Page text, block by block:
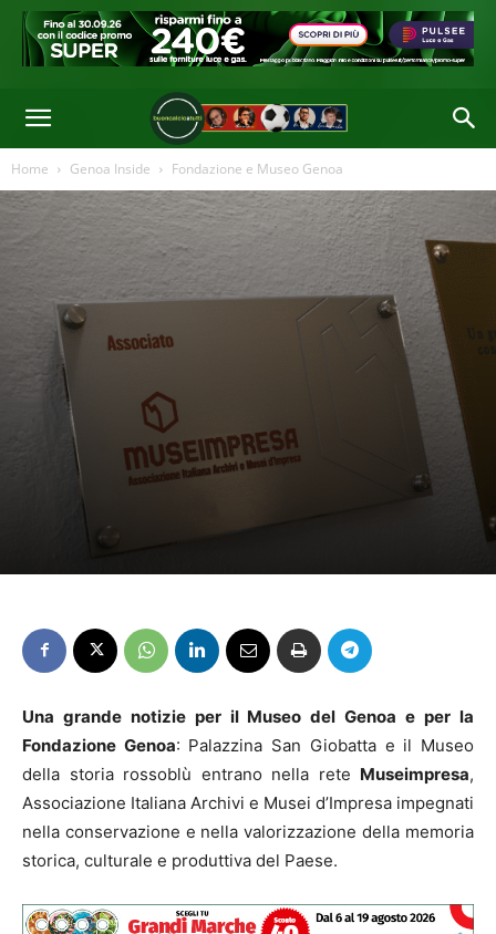
Home Genoa Inside Fondazione e Museo Genoa
Di Redazione - 09 Giu 2026 12:21
Una grande notizie per il Museo del Genoa e per la
Fondazione Genoa: Palazzina San Giobatta e il Museo
della storia rossoblù entrano nella rete Museimpresa,
Associazione Italiana Archivi e Musei d’Impresa impegnati
nella conservazione e nella valorizzazione della memoria
storica, culturale e produttiva del Paese.